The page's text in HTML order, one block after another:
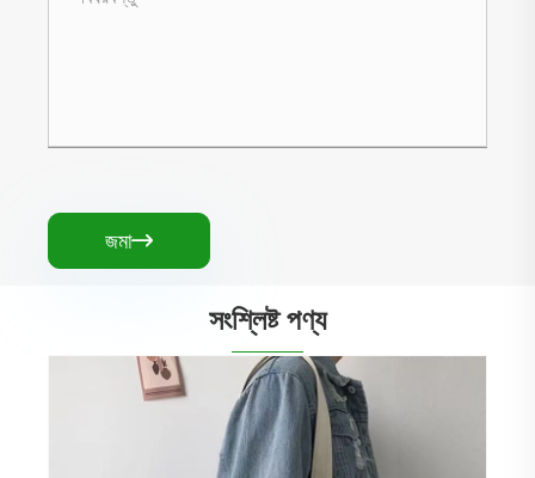
জমা
সংশ্লিষ্ট পণ্য